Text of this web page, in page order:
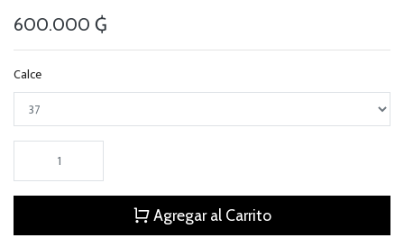
600.000 ₲
Calce
Agregar al Carrito